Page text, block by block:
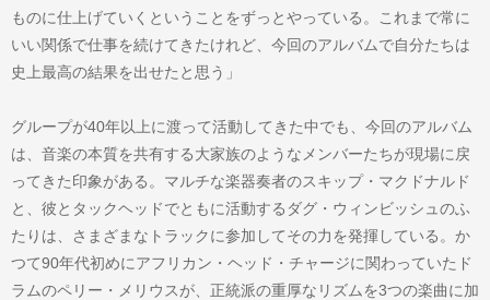
ものに仕上げていくということをずっとやっている。これまで常に
いい関係で仕事を続けてきたけれど、今回のアルバムで自分たちは
史上最高の結果を出せたと思う」
グループが40年以上に渡って活動してきた中でも、今回のアルバム
は、音楽の本質を共有する大家族のようなメンバーたちが現場に戻
ってきた印象がある。マルチな楽器奏者のスキップ・マクドナルド
と、彼とタックヘッドでともに活動するダグ・ウィンビッシュのふ
たりは、さまざまなトラックに参加してその力を発揮している。か
つて90年代初めにアフリカン・ヘッド・チャージに関わっていたド
ラムのペリー・メリウスが、正統派の重厚なリズムを3つの楽曲に加